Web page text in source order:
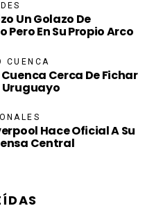
Un Golazo De
Pero En Su Propio Arco
CUENCA
Cerca De Fichar
Uruguayo
Hace Oficial A Su
Central